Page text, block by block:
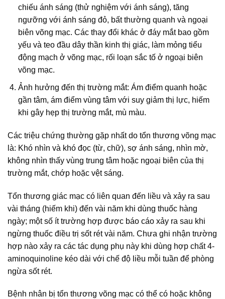
chiếu ánh sáng (thử nghiệm với ánh sáng), tăng
ngưỡng với ánh sáng đỏ, bất thường quanh và ngoại
biên võng mạc. Các thay đổi khác ở đáy mắt bao gồm
yếu và teo đầu dây thần kinh thị giác, làm mỏng tiểu
động mạch ở võng mạc, rối loạn sắc tố ở ngoại biên
võng mạc.
Ảnh hưởng đến thị trường mắt: Ám điểm quanh hoặc
gần tâm, ám điểm vùng tâm với suy giảm thị lực, hiếm
khi gây hẹp thị trường mắt, mù màu.
Các triệu chứng thường gặp nhất do tổn thương võng mạc
là: Khó nhìn và khó đọc (từ, chữ), sợ ánh sáng, nhìn mờ,
không nhìn thấy vùng trung tâm hoặc ngoại biên của thị
trường mắt, chớp hoặc vệt sáng.
Tổn thương giác mạc có liên quan đến liều và xảy ra sau
vài tháng (hiếm khi) đến vài năm khi dùng thuốc hàng
ngày; một số ít trường hợp được báo cáo xảy ra sau khi
ngừng thuốc điều trị sốt rét vài năm. Chưa ghi nhận trường
hợp nào xảy ra các tác dụng phụ này khi dùng hợp chất 4-
aminoquinoline kéo dài với chế độ liều mỗi tuần để phòng
ngừa sốt rét.
Bệnh nhân bị tổn thương võng mạc có thể có hoặc không